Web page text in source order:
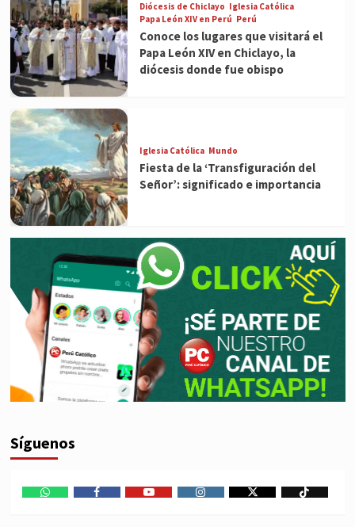
Diócesis de Chiclayo Iglesia Católica
Papa León XIV en Perú Perú
Conoce los lugares que visitará el
Papa León XIV en Chiclayo, la
diócesis donde fue obispo
Iglesia Católica Mundo
Fiesta de la ‘Transfiguración del
Señor’: significado e importancia
Síguenos